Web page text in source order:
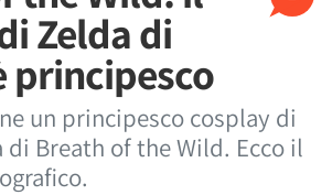
Zelda di
principesco
un principesco cosplay di
di Breath of the Wild. Ecco il